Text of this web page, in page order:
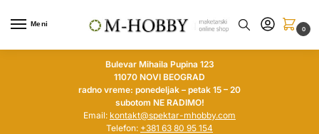
Meni
0
Bulevar Mihaila Pupina 123
11070 NOVI BEOGRAD
radno vreme: ponedeljak – petak 15 – 20
subotom NE RADIMO!
Email: kontakt@spektar-mhobby.com
Telefon: +381 63 80 95 154